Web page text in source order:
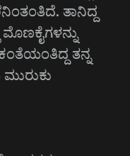
ತಾನಿದ್ದ
ತನ್ನ